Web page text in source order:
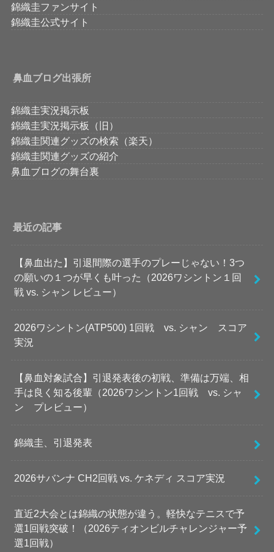
錦織圭ファンサイト
錦織圭公式サイト
鼻血ブログ出張所
錦織圭実況掲示板
錦織圭実況掲示板（旧）
錦織圭関連グッズの検索（楽天）
錦織圭関連グッズの紹介
鼻血ブログの舞台裏
最近の記事
【鼻血出た】引退間際の選手のプレーじゃない！3つ
の願いの１つが早くも叶った（2026ワシントン１回
戦 vs. シャン レビュー）
2026ワシントン(ATP500) 1回戦 vs. シャン スコア
実況
【鼻血対象試合】引退発表後の初戦、準備は万端、相
手は良く知る後輩（2026ワシントン1回戦 vs. シャ
ン プレビュー）
錦織圭、引退発表
2026サバンナ CH2回戦 vs. ケネディ スコア実況
直近2大会とは錦織の状態が違う。軽快なテニスで予
選1回戦突破！（2026ティオンビルチャレンジャー予
選1回戦）